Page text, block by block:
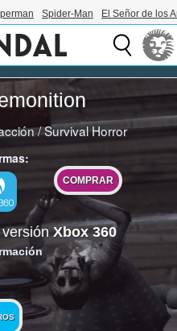
Spider-Man El Señor de los
/Survival Horror
COMPRAR
versiónXbox 360